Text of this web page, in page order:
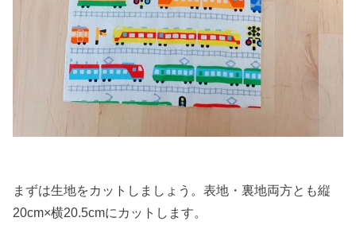
まずは生地をカットしましょう。表地・裏地両方とも縦
20cm×横20.5cmにカットします。